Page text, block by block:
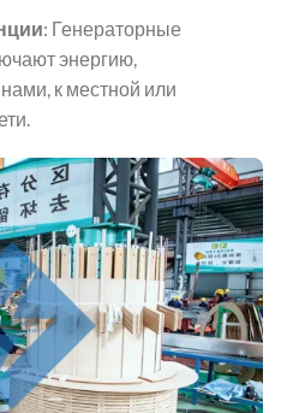
: Генераторные
энергию,
к местной или